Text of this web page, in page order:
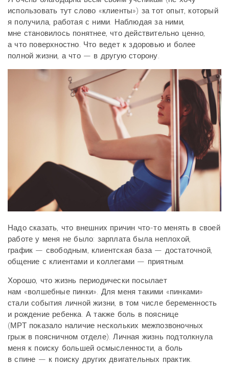
использовать тут слово «клиенты») за тот опыт, который
я получила, работая с ними. Наблюдая за ними,
мне становилось понятнее, что действительно ценно,
а что поверхностно. Что ведет к здоровью и более
полной жизни, а что — в другую сторону.
Надо сказать, что внешних причин что-то менять в своей
работе у меня не было: зарплата была неплохой,
график — свободным, клиентская база — достаточной,
общение с клиентами и коллегами — приятным.
Хорошо, что жизнь периодически посылает
нам «волшебные пинки». Для меня такими «пинками»
стали события личной жизни, в том числе беременность
и рождение ребенка. А также боль в пояснице
(МРТ показало наличие нескольких межпозвоночных
грыж в поясничном отделе). Личная жизнь подтолкнула
меня к поиску большей осмысленности, а боль
в спине — к поиску других двигательных практик.